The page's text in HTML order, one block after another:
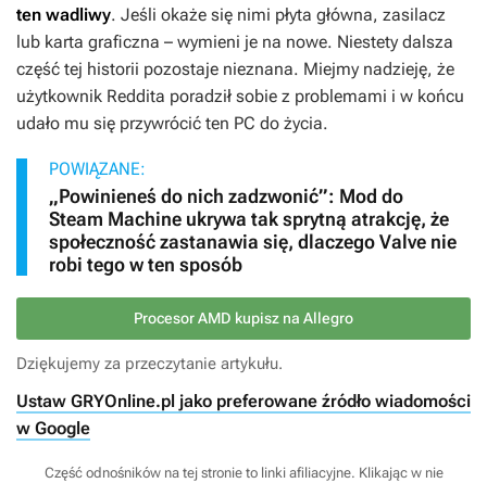
ten wadliwy. Jeśli okaże się nimi płyta główna, zasilacz
lub karta graficzna – wymieni je na nowe. Niestety dalsza
część tej historii pozostaje nieznana. Miejmy nadzieję, że
użytkownik Reddita poradził sobie z problemami i w końcu
udało mu się przywrócić ten PC do życia.
POWIĄZANE:
„Powinieneś do nich zadzwonić”: Mod do
Steam Machine ukrywa tak sprytną atrakcję, że
społeczność zastanawia się, dlaczego Valve nie
robi tego w ten sposób
Procesor AMD kupisz na Allegro
Dziękujemy za przeczytanie artykułu.
Ustaw GRYOnline.pl jako preferowane źródło wiadomości
w Google
Część odnośników na tej stronie to linki afiliacyjne. Klikając w nie